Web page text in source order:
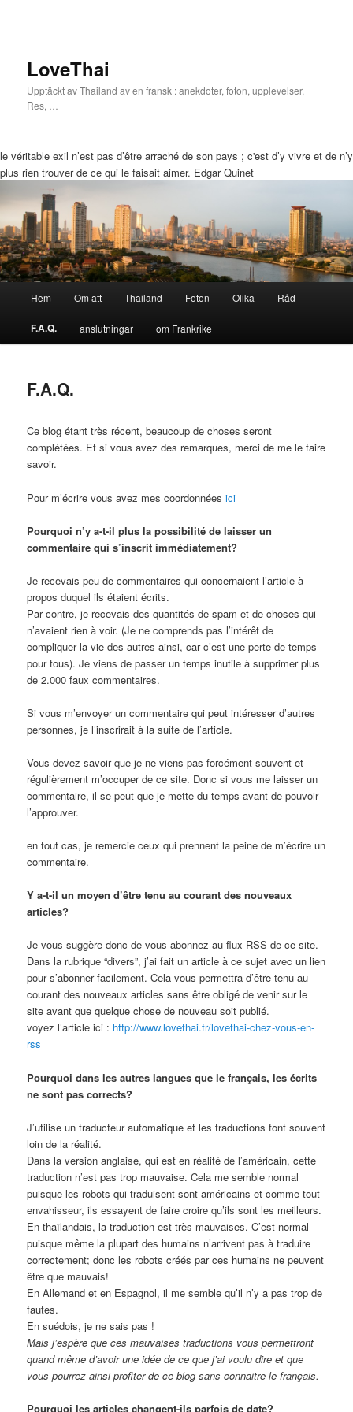
LoveThai
Upptäckt av Thailand av en fransk : anekdoter, foton, upplevelser,
Res, …
le véritable exil n’est pas d’être arraché de son pays ; c'est d’y vivre et de n’y
plus rien trouver de ce qui le faisait aimer. Edgar Quinet
Hoppa
till
Hoppa
till
innehåll
Hem Om att Thailand Foton Olika Råd
F.A.Q. anslutningar om Frankrike
F.A.Q.
Ce blog étant très récent, beaucoup de choses seront
complétées. Et si vous avez des remarques, merci de me le faire
savoir.
Pour m’écrire vous avez mes coordonnéesici
Pourquoi n’y a-t-il plus la possibilité de laisser un
commentaire qui s’inscrit immédiatement?
Je recevais peu de commentaires qui concernaient l’article à
propos duquel ils étaient écrits.
Par contre, je recevais des quantités de spam et de choses qui
n’avaient rien à voir. (Je ne comprends pas l’intérêt de
compliquer la vie des autres ainsi, car c’est une perte de temps
pour tous). Je viens de passer un temps inutile à supprimer plus
de 2.000 faux commentaires.
Si vous m’envoyer un commentaire qui peut intéresser d’autres
personnes, je l’inscrirait à la suite de l’article.
Vous devez savoir que je ne viens pas forcément souvent et
régulièrement m’occuper de ce site. Donc si vous me laisser un
commentaire, il se peut que je mette du temps avant de pouvoir
l’approuver.
en tout cas, je remercie ceux qui prennent la peine de m’écrire un
commentaire.
Y a-t-il un moyen d’être tenu au courant des nouveaux
articles?
Je vous suggère donc de vous abonnez au flux RSS de ce site.
Dans la rubrique “divers”, j’ai fait un article à ce sujet avec un lien
pour s’abonner facilement. Cela vous permettra d’être tenu au
courant des nouveaux articles sans être obligé de venir sur le
site avant que quelque chose de nouveau soit publié.
voyez l’article ici : http://www.lovethai.fr/lovethai-chez-vous-en-
rss
Pourquoi dans les autres langues que le français, les écrits
ne sont pas corrects?
J’utilise un traducteur automatique et les traductions font souvent
loin de la réalité.
Dans la version anglaise, qui est en réalité de l’américain, cette
traduction n’est pas trop mauvaise. Cela me semble normal
puisque les robots qui traduisent sont américains et comme tout
envahisseur, ils essayent de faire croire qu’ils sont les meilleurs.
En thaïlandais, la traduction est très mauvaises. C’est normal
puisque même la plupart des humains n’arrivent pas à traduire
correctement; donc les robots créés par ces humains ne peuvent
être que mauvais!
En Allemand et en Espagnol, il me semble qu’il n’y a pas trop de
fautes.
En suédois, je ne sais pas !
Mais j’espère que ces mauvaises traductions vous permettront
quand même d’avoir une idée de ce que j’ai voulu dire et que
vous pourrez ainsi profiter de ce blog sans connaitre le français.
Pourquoi les articles changent-ils parfois de date?